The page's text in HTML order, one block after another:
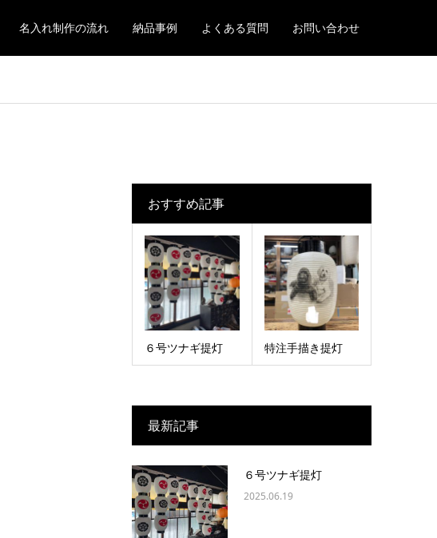
名入れ制作の流れ 納品事例 よくある質問 お問い合わせ
おすすめ記事
６号ツナギ提灯 特注手描き提灯
最新記事
６号ツナギ提灯
2025.06.19